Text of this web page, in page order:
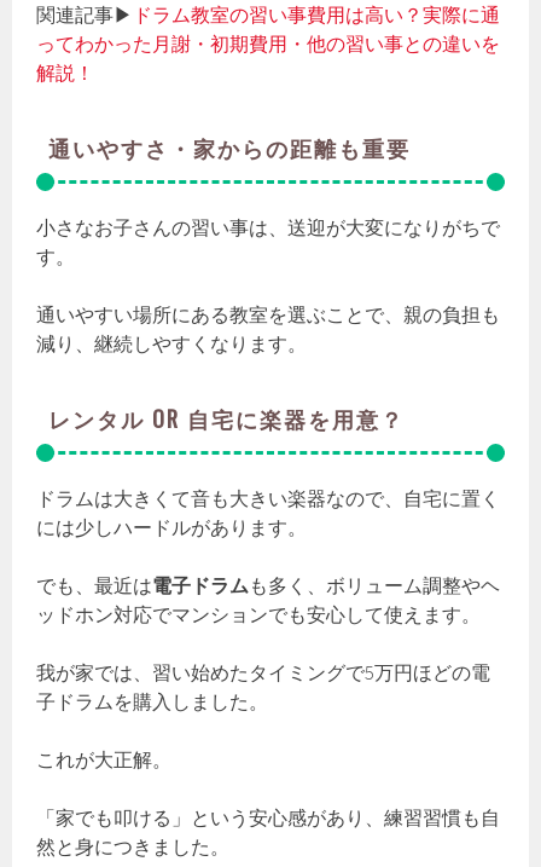
関連記事▶ ドラム教室の習い事費用は高い？実際に通
ってわかった月謝・初期費用・他の習い事との違いを
解説！
通いやすさ・家からの距離も重要
小さなお子さんの習い事は、送迎が大変になりがちで
す。
通いやすい場所にある教室を選ぶことで、親の負担も
減り、継続しやすくなります。
レンタル OR 自宅に楽器を用意？
ドラムは大きくて音も大きい楽器なので、自宅に置く
には少しハードルがあります。
でも、最近は電子ドラム も多く、ボリューム調整やヘ
ッドホン対応でマンションでも安心して使えます。
我が家では、習い始めたタイミングで5万円ほどの電
子ドラムを購入しました。
これが大正解。
「家でも叩ける」という安心感があり、練習習慣も自
然と身につきました。